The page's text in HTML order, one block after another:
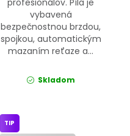
vybavená
bezpečnostnou brzdou,
spojkou, automatickým
mazaním reťaze a...
Skladom
TIP